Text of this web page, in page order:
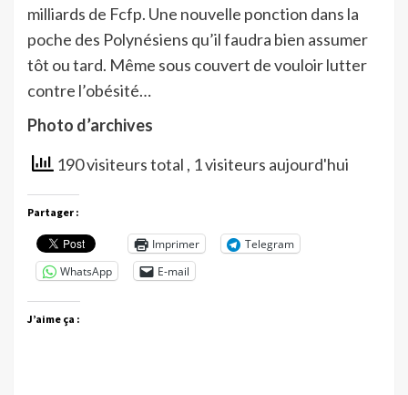
milliards de Fcfp. Une nouvelle ponction dans la
poche des Polynésiens qu’il faudra bien assumer
tôt ou tard. Même sous couvert de vouloir lutter
contre l’obésité…
Photo d’archives
190 visiteurs total , 1 visiteurs aujourd'hui
Partager :
Imprimer
Telegram
WhatsApp
E-mail
J’aime ça :